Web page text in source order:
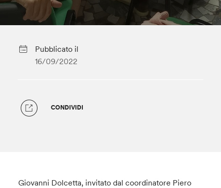
Pubblicato il
16/09/2022
CONDIVIDI
Giovanni Dolcetta, invitato dal coordinatore Piero